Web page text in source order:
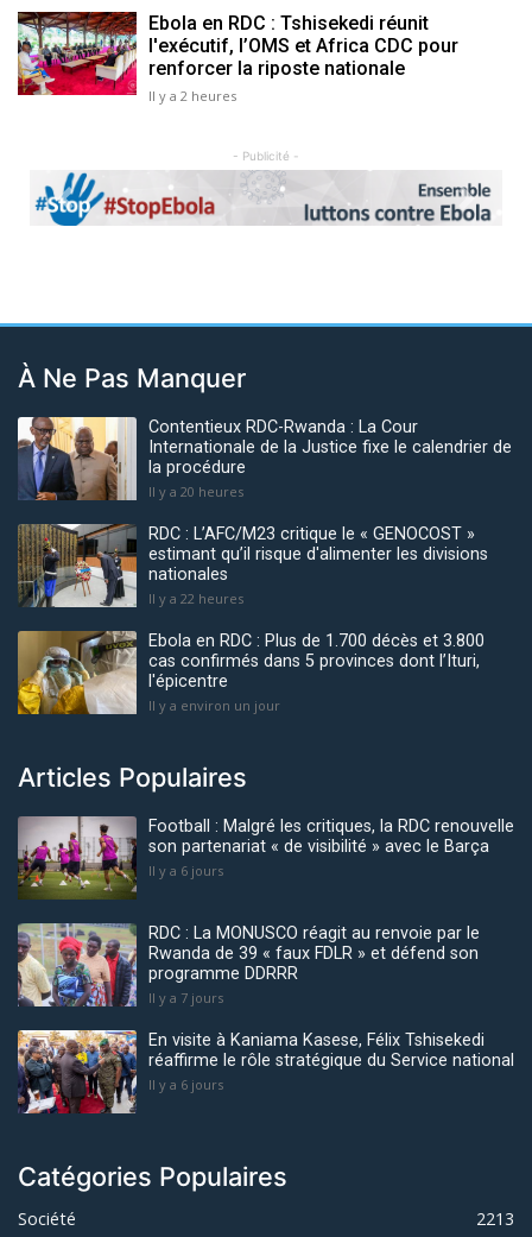
Ebola en RDC : Tshisekedi réunit
l'exécutif, l’OMS et Africa CDC pour
renforcer la riposte nationale
Il y a 2 heures
- Publicité -
Previous Next
À Ne Pas Manquer
Contentieux RDC-Rwanda : La Cour
Internationale de la Justice fixe le calendrier de
la procédure
Il y a 20 heures
RDC : L’AFC/M23 critique le « GENOCOST »
estimant qu’il risque d'alimenter les divisions
nationales
Il y a 22 heures
Ebola en RDC : Plus de 1.700 décès et 3.800
cas confirmés dans 5 provinces dont l’Ituri,
l'épicentre
Il y a environ un jour
Articles Populaires
Football : Malgré les critiques, la RDC renouvelle
son partenariat « de visibilité » avec le Barça
Il y a 6 jours
RDC : La MONUSCO réagit au renvoie par le
Rwanda de 39 « faux FDLR » et défend son
programme DDRRR
Il y a 7 jours
En visite à Kaniama Kasese, Félix Tshisekedi
réaffirme le rôle stratégique du Service national
Il y a 6 jours
Catégories Populaires
Société
2213